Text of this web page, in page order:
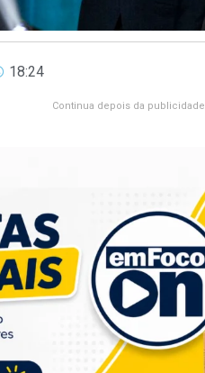
18:24
Continua depois da publicidade